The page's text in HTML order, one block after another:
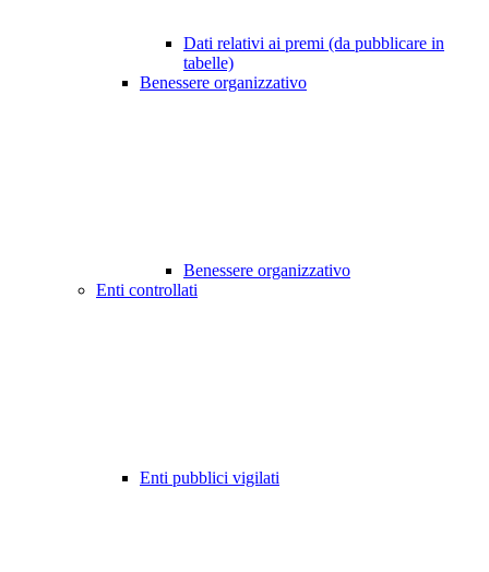
Dati relativi ai premi (da pubblicare in
tabelle)
Benessere organizzativo
Benessere organizzativo
Enti controllati
Enti pubblici vigilati